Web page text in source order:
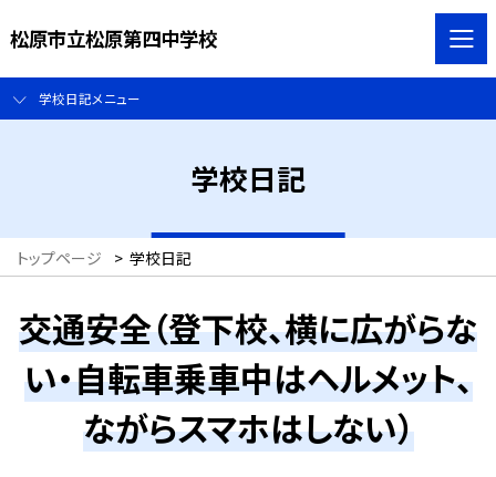
松原市立松原第四中学校
学校日記メニュー
学校日記
トップページ > 学校日記
交通安全（登下校、横に広がらな
い・自転車乗車中はヘルメット、
ながらスマホはしない）